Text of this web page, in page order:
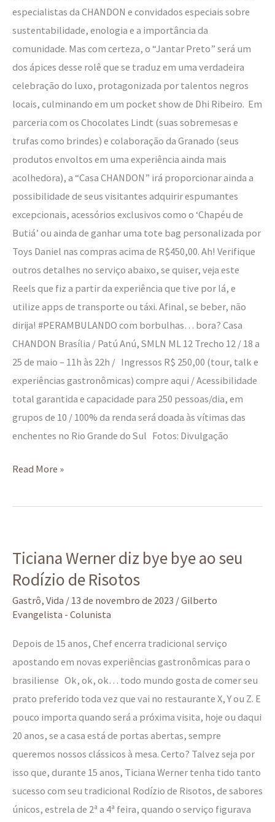
especialistas da CHANDON e convidados especiais sobre
sustentabilidade, enologia e a importância da
comunidade. Mas com certeza, o “Jantar Preto” será um
dos ápices desse rolê que se traduz em uma verdadeira
celebração do luxo, protagonizada por talentos negros
locais, culminando em um pocket show de Dhi Ribeiro. Em
parceria com os Chocolates Lindt (suas sobremesas e
trufas como brindes) e colaboração da Granado (seus
produtos envoltos em uma experiência ainda mais
acolhedora), a “Casa CHANDON” irá proporcionar ainda a
possibilidade de seus visitantes adquirir espumantes
excepcionais, acessórios exclusivos como o ‘Chapéu de
Butiá’ ou ainda de ganhar uma tote bag personalizada por
Toys Daniel nas compras acima de R$450,00. Ah! Verifique
outros detalhes no serviço abaixo, se quiser, veja este
Reels que fiz a partir da experiência que tive por lá, e
utilize apps de transporte ou táxi. Afinal, se beber, não
dirija! #PERAMBULANDO com borbulhas… bora? Casa
CHANDON Brasília / Patú Anú, SMLN ML 12 Trecho 12 / 18 a
25 de maio – 11h às 22h / Ingressos R$ 250,00 (tour, talk e
experiências gastronômicas) compre aqui / Acessibilidade
total garantida e capacidade para 250 pessoas/dia, em
grupos de 10 / 100% da renda será doada às vítimas das
enchentes no Rio Grande do Sul Fotos: Divulgação
Read More »
Ticiana Werner diz bye bye ao seu
Rodízio de Risotos
Gastrô, Vida / 13 de novembro de 2023 /Gilberto
Evangelista - Colunista
Depois de 15 anos, Chef encerra tradicional serviço
apostando em novas experiências gastronômicas para o
brasiliense Ok, ok, ok… todo mundo gosta de comer seu
prato preferido toda vez que vai no restaurante X, Y ou Z. E
pouco importa quando será a próxima visita, hoje ou daqui
20 anos, se a casa está de portas abertas, sempre
queremos nossos clássicos à mesa. Certo? Talvez seja por
isso que, durante 15 anos, Ticiana Werner tenha tido tanto
sucesso com seu tradicional Rodízio de Risotos, de sabores
únicos, estrela de 2ª a 4ª feira, quando o serviço figurava
Werner
diz
bye
bye
seu
Rodízio
Risotos